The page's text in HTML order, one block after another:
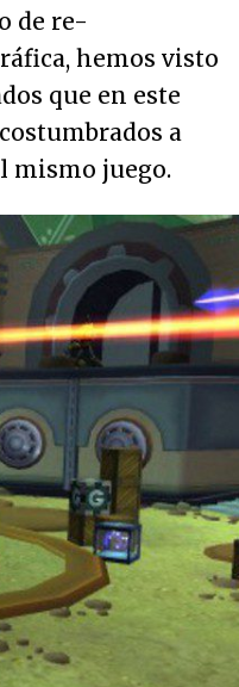
de re-
hemos visto
que en este
a
mismo juego.